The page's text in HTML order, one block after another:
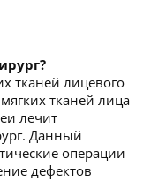
тканей лицевого
тканей лица
лечит
Данный
операции
дефектов